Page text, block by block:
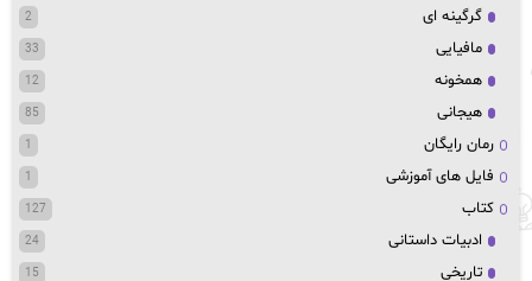
گرگینه ای 2
مافیایی 33
همخونه 12
هیجانی 85
رمان رایگان 1
فایل های آموزشی 1
کتاب 127
ادبیات داستانی 24
تاریخی 15